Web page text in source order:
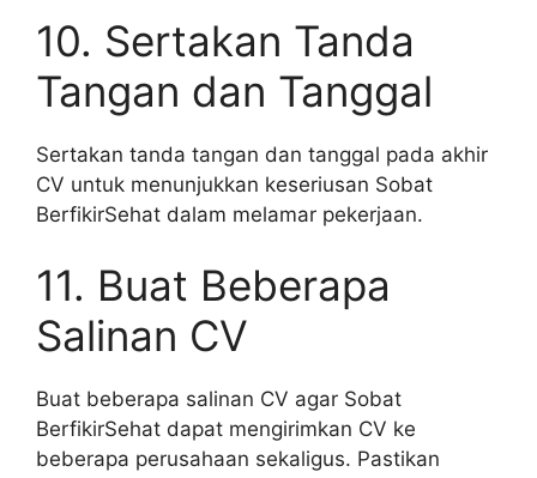
10. Sertakan Tanda
Tangan dan Tanggal
Sertakan tanda tangan dan tanggal pada akhir
CV untuk menunjukkan keseriusan Sobat
BerfikirSehat dalam melamar pekerjaan.
11. Buat Beberapa
Salinan CV
Buat beberapa salinan CV agar Sobat
BerfikirSehat dapat mengirimkan CV ke
beberapa perusahaan sekaligus. Pastikan